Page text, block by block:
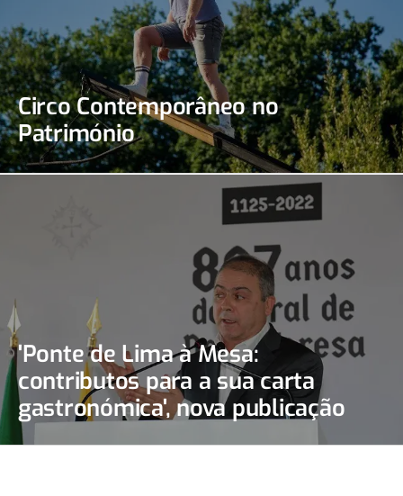
Circo Contemporâneo no
Património
'Ponte de Lima à Mesa:
contributos para a sua carta
gastronómica', nova publicação
limiana